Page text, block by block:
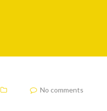
No comments